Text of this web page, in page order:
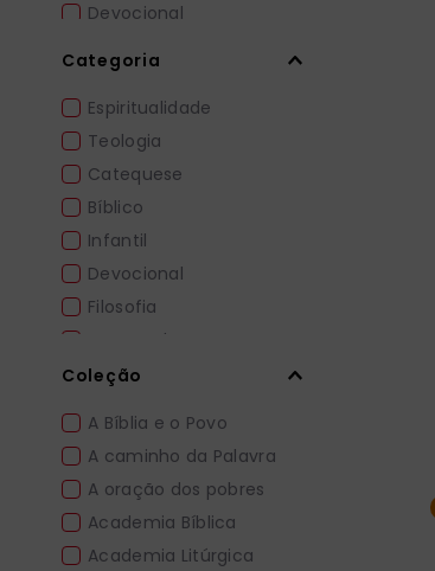
Devocional
Documentos da Igreja
Categoria
Espiritualidade
Teologia
Catequese
Bíblico
Infantil
Devocional
Filosofia
Importados
Liturgia
Coleção
A Bíblia e o Povo
A caminho da Palavra
A oração dos pobres
Academia Bíblica
Academia Litúrgica